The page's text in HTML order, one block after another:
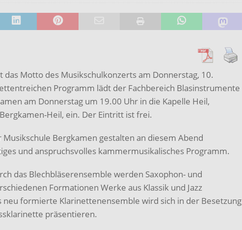
das Motto des Musikschulkonzerts am Donnerstag, 10.
Programm lädt der Fachbereich Blasinstrumente
am Donnerstag um 19.00 Uhr in die Kapelle Heil,
Heil, ein. Der Eintritt ist frei.
Bergkamen gestalten an diesem Abend
und anspruchsvolles kammermusikalisches Programm.
das Blechbläserensemble werden Saxophon- und
Formationen Werke aus Klassik und Jazz
neu formierte Klarinettenensemble wird sich in der Besetzung
präsentieren.